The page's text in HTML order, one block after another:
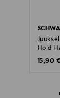
Hold
Original
15,90 €